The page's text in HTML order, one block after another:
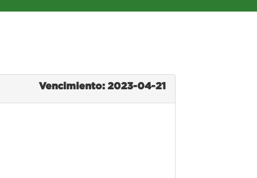
Vencimiento: 2023-04-21